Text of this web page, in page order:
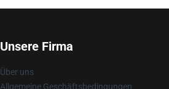
Unsere Firma
Über uns
Allgemeine Geschäftsbedingungen